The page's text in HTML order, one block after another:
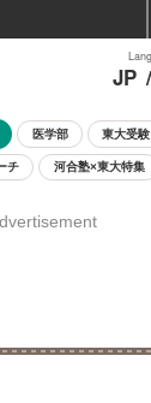
JP /
医学部 東大受験
チ 河合塾×東大特集
学校説明会・相談会